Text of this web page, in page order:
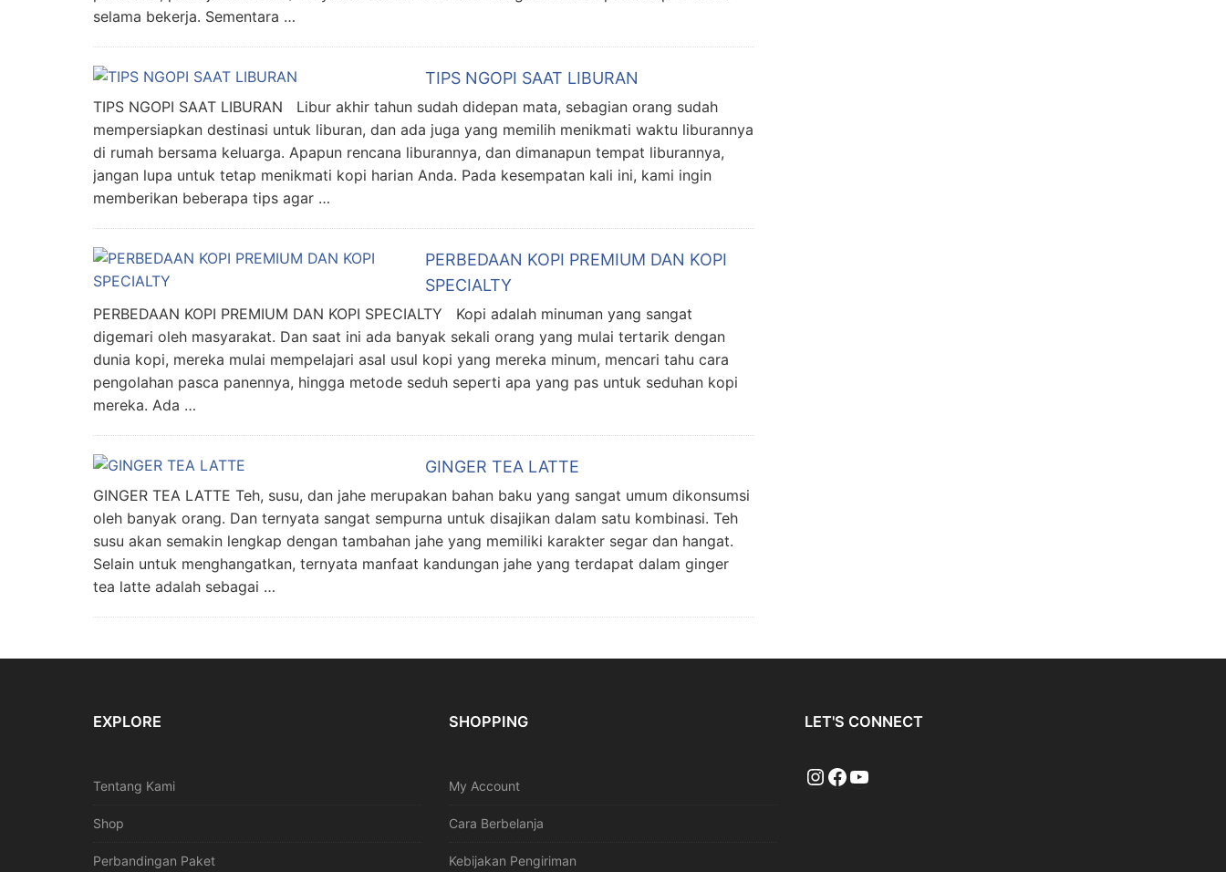
selama bekerja. Sementara …
TIPS NGOPI SAAT LIBURAN
TIPS NGOPI SAAT LIBURAN Libur akhir tahun sudah didepan mata, sebagian orang sudah
mempersiapkan destinasi untuk liburan, dan ada juga yang memilih menikmati waktu liburannya
di rumah bersama keluarga. Apapun rencana liburannya, dan dimanapun tempat liburannya,
jangan lupa untuk tetap menikmati kopi harian Anda. Pada kesempatan kali ini, kami ingin
memberikan beberapa tips agar …
PERBEDAAN KOPI PREMIUM DAN KOPI
SPECIALTY
PERBEDAAN KOPI PREMIUM DAN KOPI SPECIALTY Kopi adalah minuman yang sangat
digemari oleh masyarakat. Dan saat ini ada banyak sekali orang yang mulai tertarik dengan
dunia kopi, mereka mulai mempelajari asal usul kopi yang mereka minum, mencari tahu cara
pengolahan pasca panennya, hingga metode seduh seperti apa yang pas untuk seduhan kopi
mereka. Ada …
GINGER TEA LATTE
GINGER TEA LATTE Teh, susu, dan jahe merupakan bahan baku yang sangat umum dikonsumsi
oleh banyak orang. Dan ternyata sangat sempurna untuk disajikan dalam satu kombinasi. Teh
susu akan semakin lengkap dengan tambahan jahe yang memiliki karakter segar dan hangat.
Selain untuk menghangatkan, ternyata manfaat kandungan jahe yang terdapat dalam ginger
tea latte adalah sebagai …
EXPLORE
Tentang Kami
Shop
Perbandingan Paket
SHOPPING
My Account
Cara Berbelanja
Kebijakan Pengiriman
LET'S CONNECT